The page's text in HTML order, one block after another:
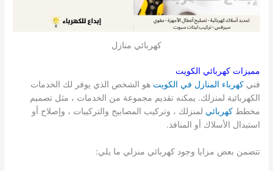
كهربائي منازل
مميزات كهربائي الكويت
فني كهرباء المنازل في الكويت هو الشخص الذي يوفر لك الخدمات
الكهربائية لمنزلك. يمكنه تقديم مجموعة من الخدمات ، مثل تصميم
مخططكهربائي لمنزلك ، وتركيب المصابيح والتركيبات ، وإصلاح أو
استبدال الأسلاك أو المنافذ.
تتضمن بعض مزايا وجود كهربائي منزلي ما يلي: